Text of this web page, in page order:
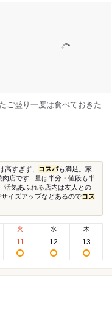
ご盛り一度は食べておきた
高すぎず、 コスパも満足。家
店です...量は半分・値段も半
活気あふれる店内は友人との
イズアップなどあるのでコス
火
11
水
12
木
13